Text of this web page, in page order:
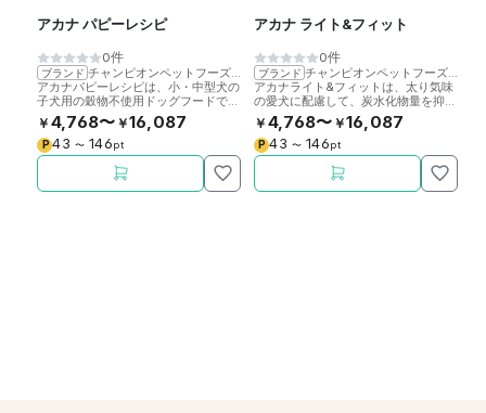
アカナ パピーレシピ
0件
ブランド チャンピオンペットフーズ
アカナ
アカナパピーレシピは、小・中型犬の
子犬用の穀物不使用ドッグフードで
す。
￥ 4,768〜 ￥16,087
P 43 〜 146pt
アカナ ライト&フィット
0件
ブランド チャンピオンペットフーズ
アカナライト&フィットは、太り気味
の愛犬に配慮して、炭水化物量を抑え
た穀物不使用のドッグフードです。
￥ 4,768〜 ￥16,087
P 43 〜 146pt